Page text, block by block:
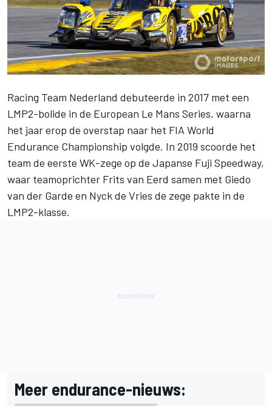
Racing Team Nederland debuteerde in 2017 met een
LMP2-bolide in de European Le Mans Series, waarna
het jaar erop de overstap naar het FIA World
Endurance Championship volgde. In 2019 scoorde het
team de eerste WK-zege op de Japanse Fuji Speedway,
waar teamoprichter Frits van Eerd samen met Giedo
van der Garde en Nyck de Vries de zege pakte in de
LMP2-klasse.
Meer endurance-nieuws: